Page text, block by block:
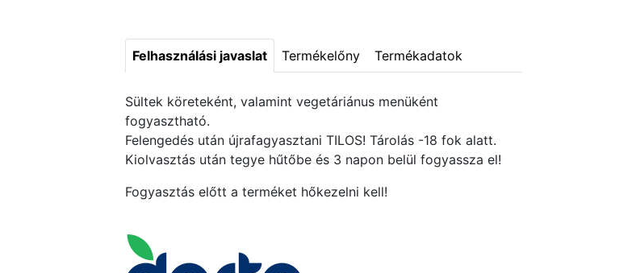
Felhasználási javaslat Termékelőny Termékadatok
Sültek köreteként, valamint vegetáriánus menüként
fogyasztható.
Felengedés után újrafagyasztani TILOS! Tárolás -18 fok alatt.
Kiolvasztás után tegye hűtőbe és 3 napon belül fogyassza el!
Fogyasztás előtt a terméket hőkezelni kell!